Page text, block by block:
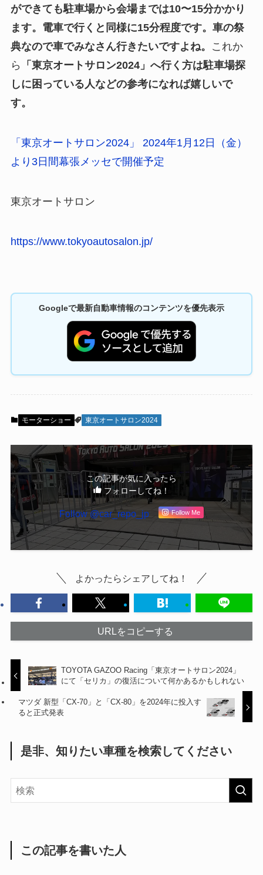
ができても駐車場から会場までは10〜15分かかり
ます。電車で行くと同様に15分程度です。車の祭
典なので車でみなさん行きたいですよね。
これか
ら
「東京オートサロン2024」へ行く方は駐車場探
しに困っている人などの参考になれば嬉しいで
す。
「東京オートサロン2024」 2024年1月12日（金）
より3日間幕張メッセで開催予定
東京オートサロン
https://www.tokyoautosalon.jp/
Googleで最新自動車情報のコンテンツを優先表示
モーターショー 東京オートサロン2024
この記事が気に入ったら
フォローしてね！
Follow @car_repo_jp Follow Me
よかったらシェアしてね！
URLをコピーする
TOYOTA GAZOO Racing「東京オートサロン2024」
にて「セリカ」の復活について何かあるかもしれない
マツダ 新型「CX-70」と「CX-80」を2024年に投入す
ると正式発表
是非、知りたい車種を検索してください
この記事を書いた人